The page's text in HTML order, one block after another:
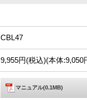
CBL47
9,955円(税込)(本体:9,050
マニュアル(0.1MB)